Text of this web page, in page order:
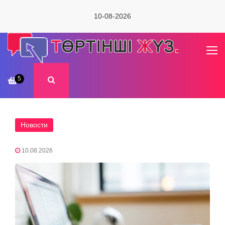
10-08-2026
5
Новости
10.08.2026